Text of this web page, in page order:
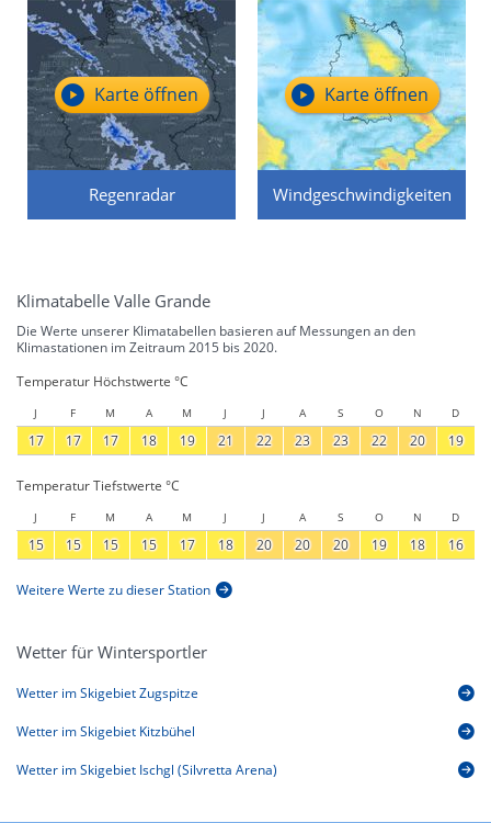
Regenradar
Karte öffnen
Windgeschwindigkeiten
Karte öffnen
Klimatabelle Valle Grande
Die Werte unserer Klimatabellen basieren auf Messungen an den
Klimastationen im Zeitraum 2015 bis 2020.
Temperatur Höchstwerte °C
J F M A M J J A S O N D
17 17 17 18 19 21 22 23 23 22 20 19
Temperatur Tiefstwerte °C
J F M A M J J A S O N D
15 15 15 15 17 18 20 20 20 19 18 16
Weitere Werte zu dieser Station
Wetter für Wintersportler
Wetter im Skigebiet Zugspitze
Wetter im Skigebiet Kitzbühel
Wetter im Skigebiet Ischgl (Silvretta Arena)